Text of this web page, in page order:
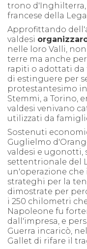
trono
francese della
Approfittando
valdesi
nelle loro Valli,
terre ma anche
rapiti o adottati
di estinguere per
protestantesimo
Stemmi, a Torino,
valdesi venivano
utilizzati da
Sostenuti
Guglielmo
valdesi e ugonotti,
settentrionale del
un'operazione
strateghi per la
dimostrate per
i 250 chilometri
Napoleone fu
dall'impresa, e
Guerra incaricò,
Gallet di rifare il